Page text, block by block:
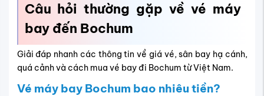
Câu hỏi thường gặp về vé máy
bay đến Bochum
Giải đáp nhanh các thông tin về giá vé, sân bay hạ cánh,
quá cảnh và cách mua vé bay đi Bochum từ Việt Nam.
Vé máy bay Bochum bao nhiêu tiền?